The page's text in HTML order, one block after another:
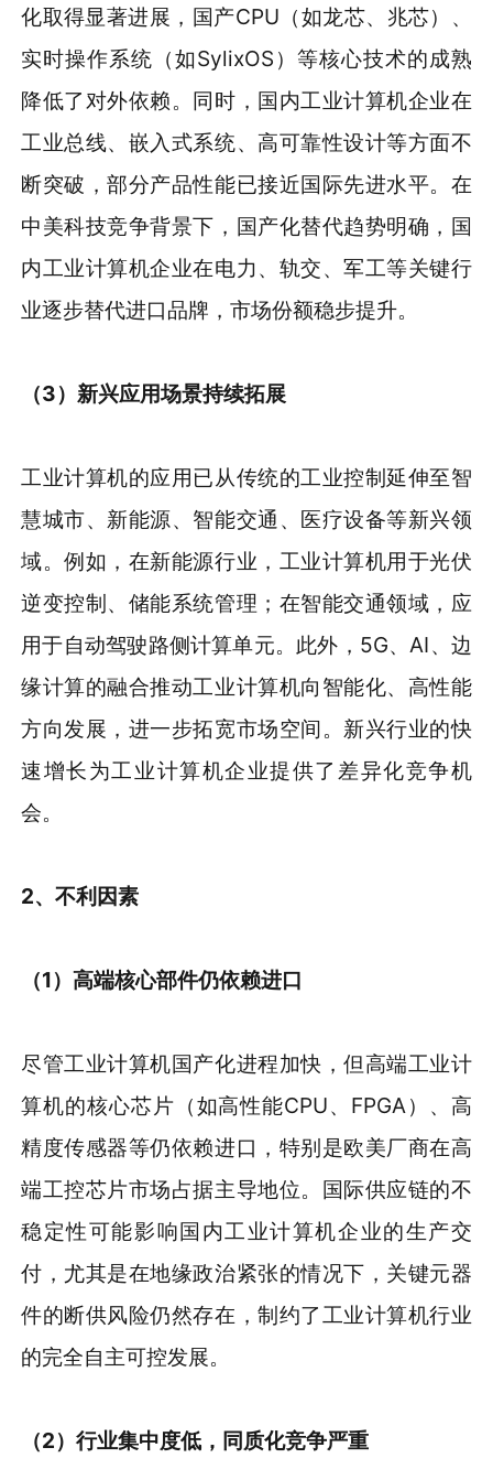
化取得显著进展，国产CPU（如龙芯、兆芯）、
实时操作系统（如SylixOS）等核心技术的成熟
降低了对外依赖。同时，国内工业计算机企业在
工业总线、嵌入式系统、高可靠性设计等方面不
断突破，部分产品性能已接近国际先进水平。在
中美科技竞争背景下，国产化替代趋势明确，国
内工业计算机企业在电力、轨交、军工等关键行
业逐步替代进口品牌，市场份额稳步提升。
（3） 新兴应用场景持续拓展
工业计算机的应用已从传统的工业控制延伸至智
慧城市、新能源、智能交通、医疗设备等新兴领
域。例如，在新能源行业，工业计算机用于光伏
逆变控制、储能系统管理；在智能交通领域，应
用于自动驾驶路侧计算单元。此外，5G、AI、边
缘计算的融合推动工业计算机向智能化、高性能
方向发展，进一步拓宽市场空间。新兴行业的快
速增长为工业计算机企业提供了差异化竞争机
会。
2、不利因素
（1）高端核心部件仍依赖进口
尽管工业计算机国产化进程加快，但高端工业计
算机的核心芯片（如高性能CPU、FPGA）、高
精度传感器等仍依赖进口，特别是欧美厂商在高
端工控芯片市场占据主导地位。国际供应链的不
稳定性可能影响国内工业计算机企业的生产交
付，尤其是在地缘政治紧张的情况下，关键元器
件的断供风险仍然存在，制约了工业计算机行业
的完全自主可控发展。
（2）行业集中度低，同质化竞争严重